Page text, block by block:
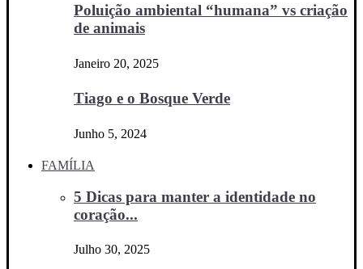
Poluição ambiental “humana” vs criação
de animais
Janeiro 20, 2025
Tiago e o Bosque Verde
Junho 5, 2024
FAMÍLIA
5 Dicas para manter a identidade no
coração...
Julho 30, 2025